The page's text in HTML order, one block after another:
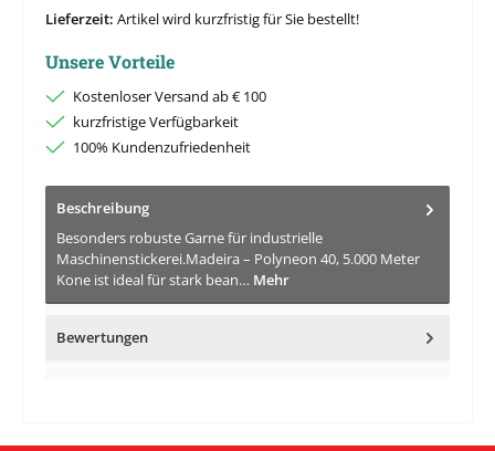
Lieferzeit: Artikel wird kurzfristig für Sie bestellt!
Unsere Vorteile
Kostenloser Versand ab € 100
kurzfristige Verfügbarkeit
100% Kundenzufriedenheit
Beschreibung
Besonders robuste Garne für industrielle
Maschinenstickerei.Madeira – Polyneon 40, 5.000 Meter
Kone ist ideal für stark bean… Mehr
Bewertungen